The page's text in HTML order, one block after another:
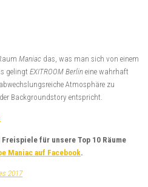
Maniac das, was man sich von einem
gelingt EXITROOM Berlin eine wahrhaft
Atmosphäre zu
Backgroundstory entspricht.
für unsere Top 10 Räume
Maniac auf Facebook.
2017